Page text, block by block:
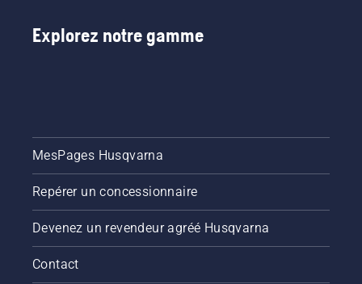
Explorez notre gamme
MesPages Husqvarna
Repérer un concessionnaire
Devenez un revendeur agréé Husqvarna
Contact